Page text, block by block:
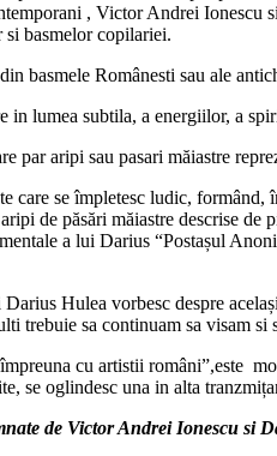
, Victor Andrei
basmelor copilariei.
basmele Românesti sau ale
lumea subtila, a energiilor, a
aripi sau pasari măiastre
se împletesc ludic,
de păsări măiastre descrise
a lui Darius “Postașul
Hulea vorbesc despre
trebuie sa continuam sa
cu artistii români”,este
se oglindesc una in alta
de Victor Andrei Ionescu si